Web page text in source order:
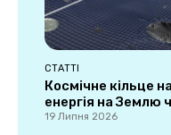
СТАТТІ
Космічне кільце
енергія на Землю
19 Липня 2026